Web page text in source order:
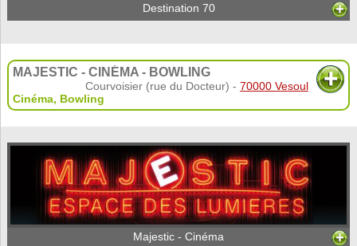
Destination 70
MAJESTIC - CINÉMA - BOWLING
Courvoisier (rue du Docteur) -70000 Vesoul
Cinéma, Bowling
Majestic - Cinéma